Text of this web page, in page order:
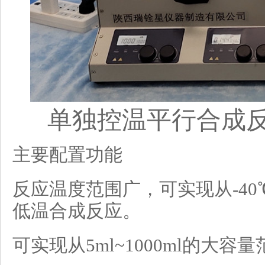
单独控温平行合成
主要配置功能
反应温度范围广，可实现从-
低温合成反应。
可实现从5ml~1000ml的大容量